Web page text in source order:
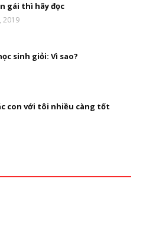
gái thì hãy đọc
2019
sinh giỏi: Vì sao?
con với tôi nhiều càng tốt